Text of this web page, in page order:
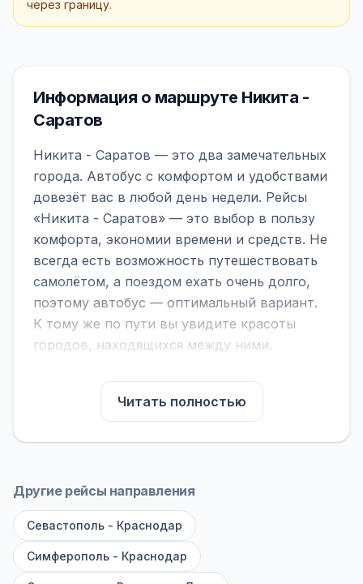
через границу.
Информация о маршруте Никита -
Саратов
Никита - Саратов — это два замечательных
города. Автобус с комфортом и удобствами
довезёт вас в любой день недели. Рейсы
«Никита - Саратов» — это выбор в пользу
комфорта, экономии времени и средств. Не
всегда есть возможность путешествовать
самолётом, а поездом ехать очень долго,
поэтому автобус — оптимальный вариант.
К тому же по пути вы увидите красоты
городов, находящихся между ними.
На нашем сайте вы можете найти
расписание автобусов Никита - Саратов,
сравнить рейсы и выбрать подходящий.
Если важна скорость — обратите внимание
комфорт — выбирайте большие автобусы
дорога ощущается меньше.
По маршруту предусмотрены остановки:
Читать полностью
Другие рейсы направления
Севастополь - Краснодар
Симферополь - Краснодар